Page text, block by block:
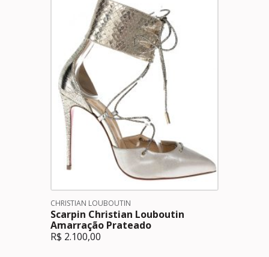
CHRISTIAN LOUBOUTIN
Scarpin Christian Louboutin
Amarração Prateado
R$ 2.100,00